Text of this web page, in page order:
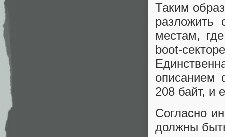
Таким
разложить
местам,
boot-
описанием
208 байт, и
Согласно
должны